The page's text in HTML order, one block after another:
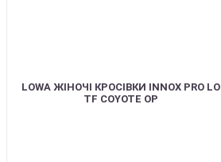
LOWA ЖІНОЧІ КРОСІВКИ INNOX PRO LO
TF COYOTE OP